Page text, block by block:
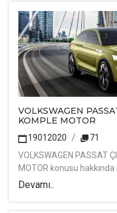
VOLKSWAGEN
KOMPLE MOTOR
19012020
71
VOLKSWAGEN PASSAT
MOTOR konusu
Devamı..